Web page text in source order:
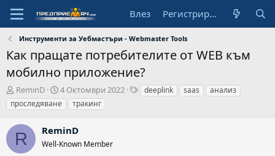
Влез Регистрирай се
Инструменти за Уебмастъри - Webmaster Tools
Как пращате потребителите от WEB към
мобилно приложение?
А
в
т
о
р
ReminD
Н
а
ч
л
н
4 Октомври 2022
Тdeeplink saas
анализ
проследяване
тракинг
R ReminD
Well-Known Member